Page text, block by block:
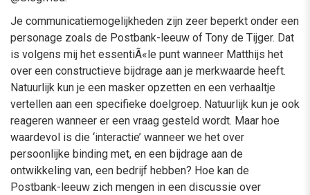
Je communicatiemogelijkheden zijn zeer beperkt onder een
personage zoals de Postbank-leeuw of Tony de Tijger. Dat
is volgens mij het essentiÃ«le punt wanneer Matthijs het
over een constructieve bijdrage aan je merkwaarde heeft.
Natuurlijk kun je een masker opzetten en een verhaaltje
vertellen aan een specifieke doelgroep. Natuurlijk kun je ook
reageren wanneer er een vraag gesteld wordt. Maar hoe
waardevol is die ‘interactie’ wanneer we het over
persoonlijke binding met, en een bijdrage aan de
ontwikkeling van, een bedrijf hebben? Hoe kan de
Postbank-leeuw zich mengen in een discussie over